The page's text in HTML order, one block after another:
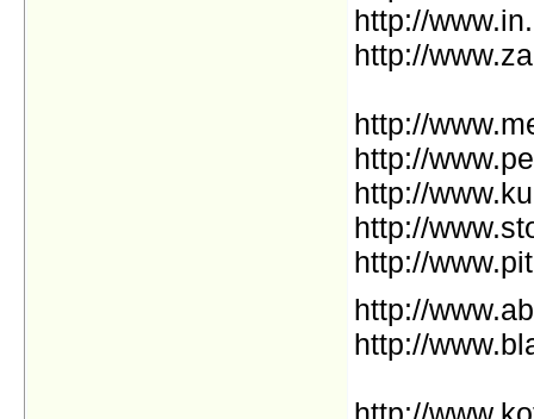
http://
http://
http://
http://
http://
http://
http://
http://
http://